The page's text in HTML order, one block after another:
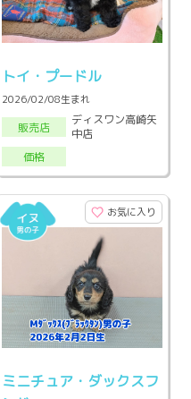
トイ・プードル
2026/02/08生まれ
販売店
ディスワン高崎矢
中店
価格
お気に入り
ミニチュア・ダックスフ